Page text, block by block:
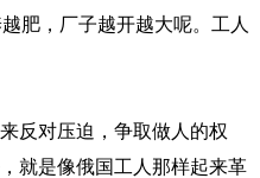
肥，厂子越开越大呢。工人
反对压迫，争取做人的权
就是像俄国工人那样起来革